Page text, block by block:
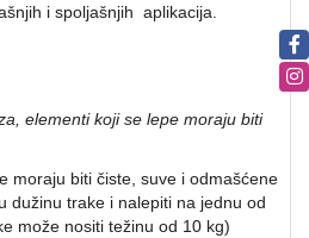
i spoljašnjih aplikacija.
elementi koji se lepe moraju biti
moraju biti čiste, suve i odmašćene
dužinu trake i nalepiti na jednu od
može nositi težinu od 10 kg)